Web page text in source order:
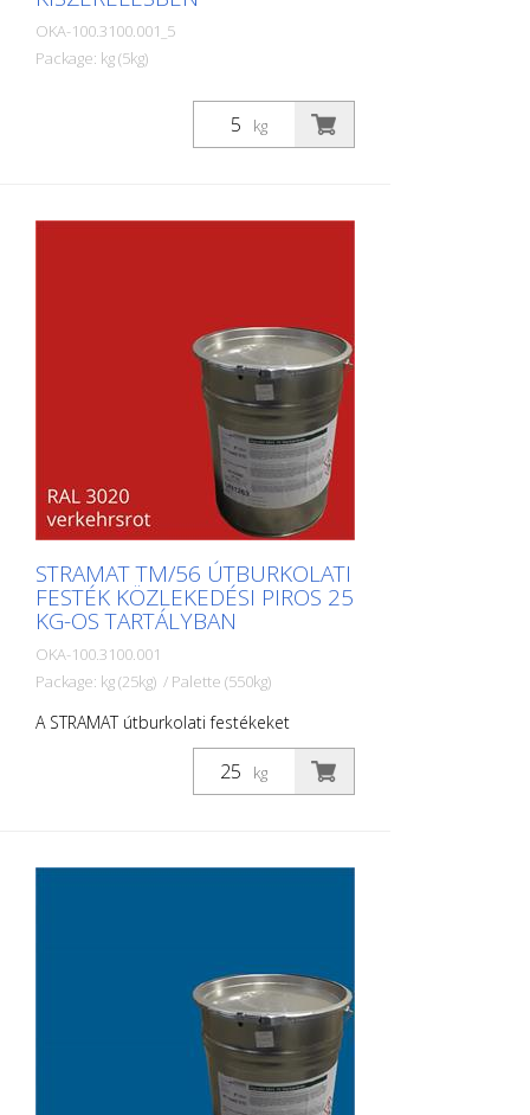
OKA-100.3100.001_5
Package: kg (5kg)
A STRAMAT útburkolati festékeket
elsősorban aszfalt- vagy betonfelületeken
használják, szegély- és középvonalak,
magánterületeken.
kg
STRAMAT TM/56 ÚTBURKOLATI
FESTÉK KÖZLEKEDÉSI PIROS 25
KG-OS TARTÁLYBAN
OKA-100.3100.001
Package: kg (25kg) / Palette (550kg)
A STRAMAT útburkolati festékeket
elsősorban aszfalt- vagy betonfelületeken
használják, szegély- és középvonalak,
parkolóhelyek, űrszelvényjelzések vagy
kg